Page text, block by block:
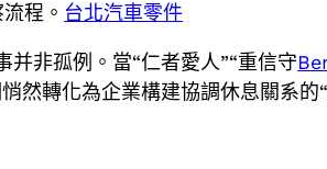
程。 台北汽車零件
非孤例。當“仁者愛人”“重信守
然轉化為企業構建協調休息關系的